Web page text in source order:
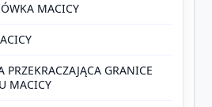
MACICY
PRZEKRACZAJĄCA GRANICE
MACICY